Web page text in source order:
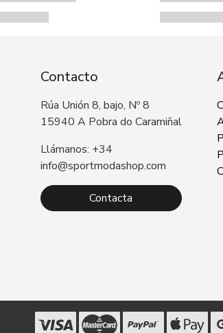
Contacto
Rúa Unión 8, bajo, Nº 8
15940 A Pobra do Caramiñal
Llámanos: +34
info@sportmodashop.com
Contacta